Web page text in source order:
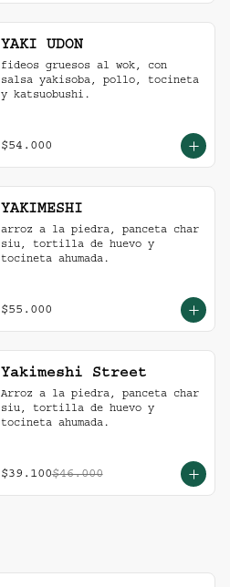
YAKI UDON
fideos gruesos al wok, con
salsa yakisoba, pollo, tocineta
y katsuobushi.
$54.000
YAKIMESHI
arroz a la piedra, panceta char
siu, tortilla de huevo y
tocineta ahumada.
$55.000
Yakimeshi Street
Arroz a la piedra, panceta char
siu, tortilla de huevo y
tocineta ahumada.
$39.100$46.000